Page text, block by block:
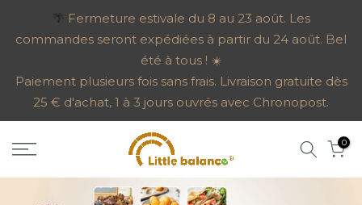
au
🌴 Fermeture estivale du 8 au 23 août. Les
commandes seront expédiées à partir du 24 août. Bel
été à tous ! ☀️
Paiement plusieurs fois sans frais. Livraison gratuite dès
25 € d'achat, 1 à 3 jours ouvrés avec Chronopost.
0